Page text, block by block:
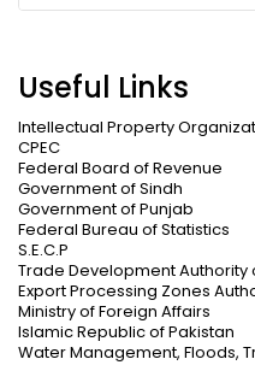
Useful Links
Intellectual Property
CPEC
Federal Board of Revenue
Government of Sindh
Government of Punjab
Federal Bureau of Statistics
S.E.C.P
Trade Development Authority
Export Processing Zones
Ministry of Foreign Affairs
Islamic Republic of Pakistan
Water Management, Floods,